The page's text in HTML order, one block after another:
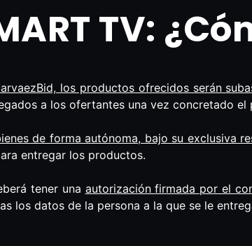
TV:
los productos ofrecidos serán
a los ofertantes una vez concretado el
de forma autónoma, bajo su exclusiva
entregar los productos.
tener una autorización firmada por el
los datos de la persona a la que se le